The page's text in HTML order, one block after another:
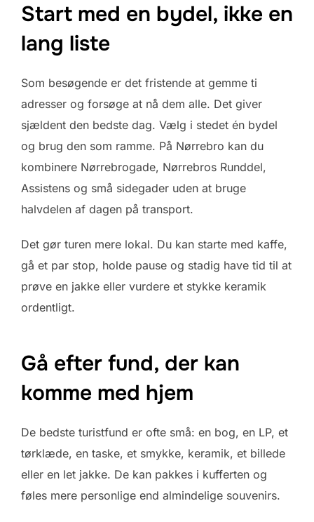
Start med en bydel, ikke en
lang liste
Som besøgende er det fristende at gemme ti
adresser og forsøge at nå dem alle. Det giver
sjældent den bedste dag. Vælg i stedet én bydel
og brug den som ramme. På Nørrebro kan du
kombinere Nørrebrogade, Nørrebros Runddel,
Assistens og små sidegader uden at bruge
halvdelen af dagen på transport.
Det gør turen mere lokal. Du kan starte med kaffe,
gå et par stop, holde pause og stadig have tid til at
prøve en jakke eller vurdere et stykke keramik
ordentligt.
Gå efter fund, der kan
komme med hjem
De bedste turistfund er ofte små: en bog, en LP, et
tørklæde, en taske, et smykke, keramik, et billede
eller en let jakke. De kan pakkes i kufferten og
føles mere personlige end almindelige souvenirs.